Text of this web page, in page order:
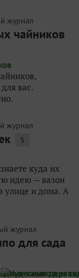
журнал
чайников
вас.
журнал
5
куда их
идею — вазон
улице и дома. А
журнал
для сада